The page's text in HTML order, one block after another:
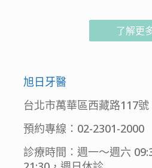
了解更
旭日牙醫
台北市萬華區西藏路117號
預約專線：02-2301-2000
診療時間：週一～週六